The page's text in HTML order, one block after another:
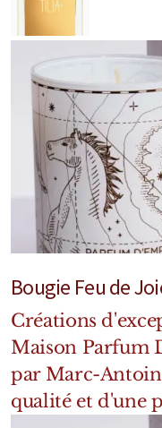
Bougie Feu de
Créations
Maison Parfum
par Marc-
qualité et d'une
Pour Lui
Pour Elle
Mixte
Bougies
Diffuseurs